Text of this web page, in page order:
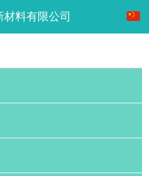
料有限公司